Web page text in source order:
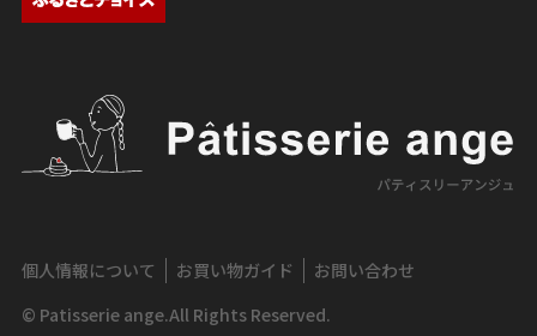
個人情報について お買い物ガイド
お問い合わせ
© Patisserie ange.All Rights Reserved.